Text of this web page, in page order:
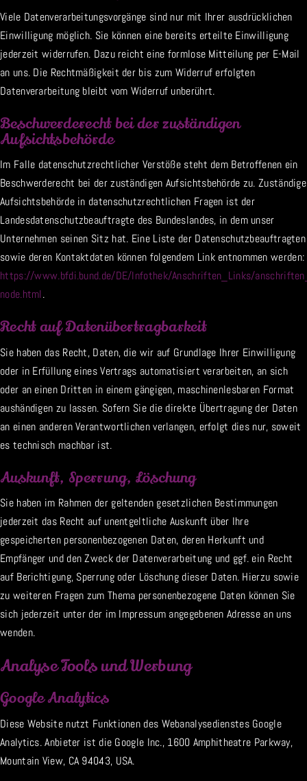
Viele Datenverarbeitungsvorgänge sind nur mit Ihrer ausdrücklichen
Einwilligung möglich. Sie können eine bereits erteilte Einwilligung
jederzeit widerrufen. Dazu reicht eine formlose Mitteilung per E-Mail
an uns. Die Rechtmäßigkeit der bis zum Widerruf erfolgten
Datenverarbeitung bleibt vom Widerruf unberührt.
Beschwerderecht bei der zuständigen
Aufsichtsbehörde
Im Falle datenschutzrechtlicher Verstöße steht dem Betroffenen ein
Beschwerderecht bei der zuständigen Aufsichtsbehörde zu. Zuständige
Aufsichtsbehörde in datenschutzrechtlichen Fragen ist der
Landesdatenschutzbeauftragte des Bundeslandes, in dem unser
Unternehmen seinen Sitz hat. Eine Liste der Datenschutzbeauftragten
sowie deren Kontaktdaten können folgendem Link entnommen werden:
https://www.bfdi.bund.de/DE/Infothek/Anschriften_Links/
node.html.
Recht auf Datenübertragbarkeit
Sie haben das Recht, Daten, die wir auf Grundlage Ihrer Einwilligung
oder in Erfüllung eines Vertrags automatisiert verarbeiten, an sich
oder an einen Dritten in einem gängigen, maschinenlesbaren Format
aushändigen zu lassen. Sofern Sie die direkte Übertragung der Daten
an einen anderen Verantwortlichen verlangen, erfolgt dies nur, soweit
es technisch machbar ist.
Auskunft, Sperrung, Löschung
Sie haben im Rahmen der geltenden gesetzlichen Bestimmungen
jederzeit das Recht auf unentgeltliche Auskunft über Ihre
gespeicherten personenbezogenen Daten, deren Herkunft und
Empfänger und den Zweck der Datenverarbeitung und ggf. ein Recht
auf Berichtigung, Sperrung oder Löschung dieser Daten. Hierzu sowie
zu weiteren Fragen zum Thema personenbezogene Daten können Sie
sich jederzeit unter der im Impressum angegebenen Adresse an uns
wenden.
Analyse Tools und Werbung
Google Analytics
Diese Website nutzt Funktionen des Webanalysedienstes Google
Analytics. Anbieter ist die Google Inc., 1600 Amphitheatre Parkway,
Mountain View, CA 94043, USA.